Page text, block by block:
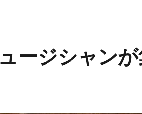
ージシャン